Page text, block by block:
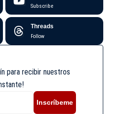
Subscribe
Threads
Follow
para recibir nuestros
Inscríbeme